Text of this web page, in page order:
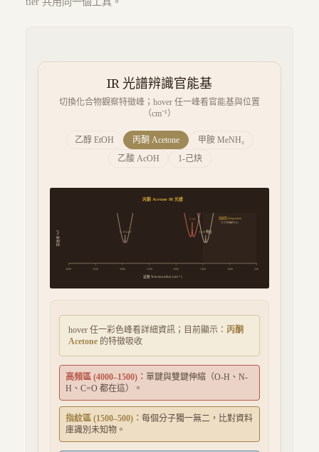
IR 光譜辨識官能基
切換化合物觀察特徵峰；hover 任一峰看官能基與位置
（cm⁻¹）
乙醇 EtOH 丙酮 Acetone
甲胺 MeNH₂
乙酸 AcOH
1-己炔
4000 2500 2000
波數 Wavenumber (cm⁻¹)
穿透率 %T C–H (sp³)
C=O
C–H 彎曲
指紋區 (Fingerprint)
化合物獨特 ID
丙酮 AcetoneIR 光譜
hover 任一彩色峰看詳細資訊；目前顯示： 丙酮
Acetone 的特徵吸收
高頻區 (4000–1500)： 單鍵與雙鍵伸縮（O-H、N-
H、C=O 都在這）。
指紋區 (1500–500)： 每個分子獨一無二，比對資料
庫識別未知物。